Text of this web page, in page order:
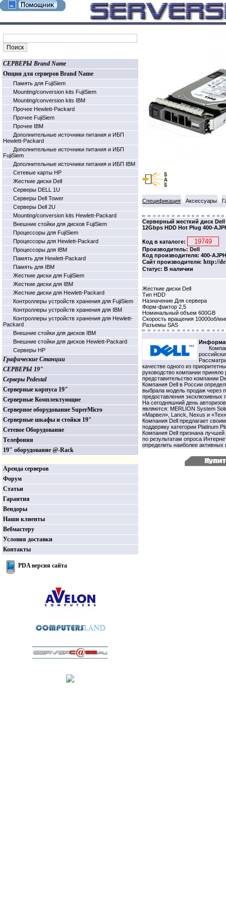
СЕРВЕРЫ Brand Name
Опции для серверов Brand Name
Память для FujiSiem
Mounting/conversion kits FujiSiem
Mounting/conversion kits IBM
Прочее Hewlett-Packard
Прочее FujiSiem
Прочее IBM
Дополнительные источники питания и ИБП
Hewlett-Packard
Дополнительные источники питания и ИБП
FujiSiem
Дополнительные источники питания и ИБП IBM
Cетевые карты HP
Жесткие диски Dell
Серверы DELL 1U
Серверы Dell Tower
Серверы Dell 2U
Mounting/conversion kits Hewlett-Packard
Внешние стойки для дисков FujiSiem
Процессоры для FujiSiem
Процессоры для Hewlett-Packard
Процессоры для IBM
Память для Hewlett-Packard
Память для IBM
Жесткие диски для FujiSiem
Жесткие диски для IBM
Жесткие диски для Hewlett-Packard
Контроллеры устройств хранения для FujiSiem
Контроллеры устройств хранения для IBM
Контроллеры устройств хранения для Hewlett-
Packard
Внешние стойки для дисков IBM
Внешние стойки для дисков Hewlett-Packard
Серверы HP
Графические Станции
СЕРВЕРЫ 19"
Серверы Pedestal
Серверные корпуса 19"
Серверные Комплектующие
Серверное оборудование SuperMicro
Серверные шкафы и стойки 19"
Сетевое Оборудование
Телефония
19" оборудование @-Rack
Аренда серверов
Форум
Статьи
Гарантия
Вендоры
Наши клиенты
Вебмастеру
Условия доставки
Контакты
PDA версия сайта
Спецификация Аксессуары
Серверный жесткий диск Dell
12Gbps HDD Hot Plug 400-
Код в каталоге:
Производитель: Dell
Код производителя: 400-AJPH
Сайт производителя: http://
Статус: В наличии
Жесткие диски Dell
Тип HDD
Назначение Для сервера
Форм-фактор 2,5
Номинальный объем 600GB
Скорость вращения 10000об/
Разъемы SAS
качестве одного из
руководство компании
представительство компании
Компания Dell в России
выбрала модель продаж через
предоставления эксклюзивных
На сегодняшний день
являются: MERLION System
«Марвел», Lanck, Nexus и
Компания Dell предлагает
поддержку категории Platinum
Компания Dell признана
по результатам опроса
определить наиболее активных